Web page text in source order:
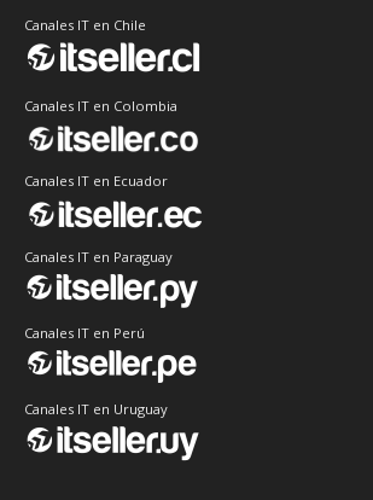
Canales IT en Chile
Canales IT en Colombia
Canales IT en Ecuador
Canales IT en Paraguay
Canales IT en Perú
Canales IT en Uruguay